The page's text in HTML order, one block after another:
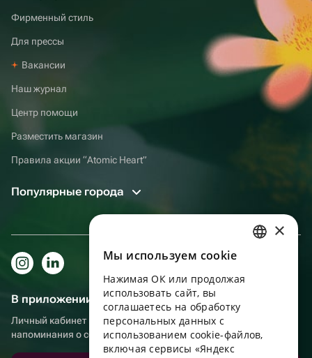
Фирменный стиль
Для прессы
Вакансии
Наш журнал
Центр помощи
Разместить магазин
Правила акции “Atomic Heart”
Популярные города
В приложении еще удобнее!
Личный кабинет получателя, больше бонусов за покупки и
напоминания о событиях
ENGLISH
UKRAINIAN
PORTUGUESE
×
Мы используем сookie
Нажимая ОК или продолжая
использовать сайт, вы
соглашаетесь на обработку
персональных данных с
использованием cookie-файлов,
включая сервисы «Яндекс